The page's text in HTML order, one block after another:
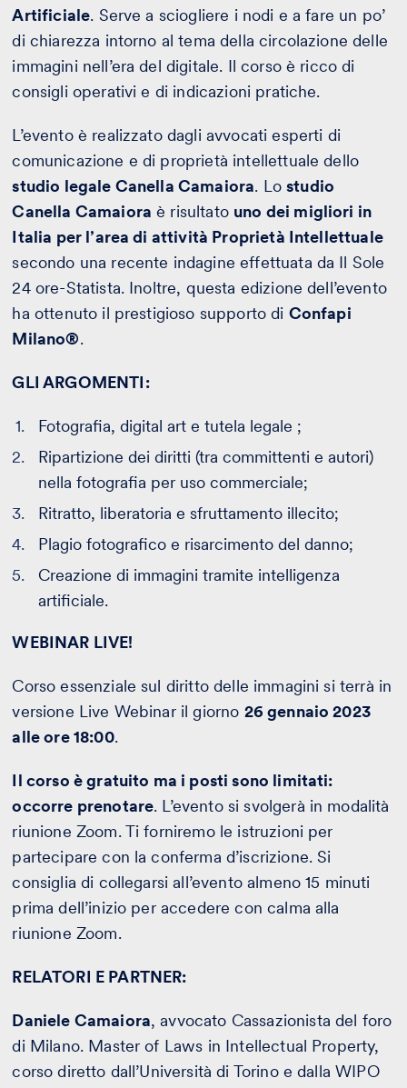
Artificiale. Serve a sciogliere i nodi e a fare un po’
di chiarezza intorno al tema della circolazione delle
immagini nell’era del digitale. Il corso è ricco di
consigli operativi e di indicazioni pratiche.
L’evento è realizzato dagli avvocati esperti di
comunicazione e di proprietà intellettuale dello
studio legale Canella Camaiora. Lostudio
Canella Camaiora è risultato uno dei migliori in
Italia per l’area di attività Proprietà Intellettuale
secondo una recente indagine effettuata da Il Sole
24 ore-Statista. Inoltre, questa edizione dell’evento
ha ottenuto il prestigioso supporto di Confapi
Milano®.
GLI ARGOMENTI:
Fotografia, digital art e tutela legale ;
Ripartizione dei diritti (tra committenti e autori)
nella fotografia per uso commerciale;
Ritratto, liberatoria e sfruttamento illecito;
Plagio fotografico e risarcimento del danno;
Creazione di immagini tramite intelligenza
artificiale.
WEBINAR LIVE!
Corso essenziale sul diritto delle immagini si terrà in
versione Live Webinar il giorno 26 gennaio 2023
alle ore 18:00.
Il corso è gratuito ma i posti sono limitati:
occorre prenotare. L’evento si svolgerà in modalità
riunione Zoom. Ti forniremo le istruzioni per
partecipare con la conferma d’iscrizione. Si
consiglia di collegarsi all’evento almeno 15 minuti
prima dell’inizio per accedere con calma alla
riunione Zoom.
RELATORI E PARTNER:
Daniele Camaiora, avvocato Cassazionista del foro
di Milano. Master of Laws in Intellectual Property,
corso diretto dall’Università di Torino e dalla WIPO